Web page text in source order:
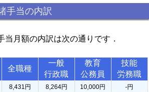
手当の内訳
当月額の内訳は次の通りです．
全職種
一般
行政職
教育
公務員
技能
労務職
8,431円 8,264円 10,000円
-円